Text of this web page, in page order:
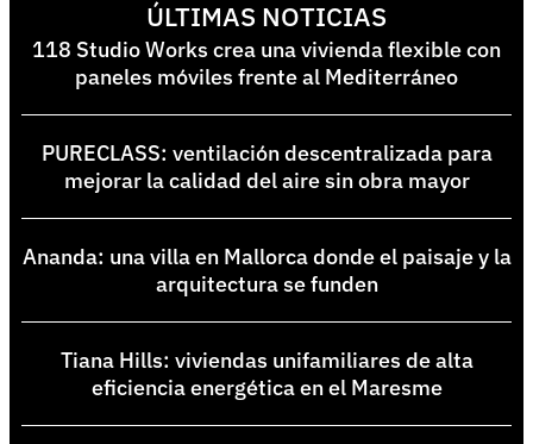
ÚLTIMAS NOTICIAS
118 Studio Works crea una vivienda flexible con
paneles móviles frente al Mediterráneo
PURECLASS: ventilación descentralizada para
mejorar la calidad del aire sin obra mayor
Ananda: una villa en Mallorca donde el paisaje y la
arquitectura se funden
Tiana Hills: viviendas unifamiliares de alta
eficiencia energética en el Maresme